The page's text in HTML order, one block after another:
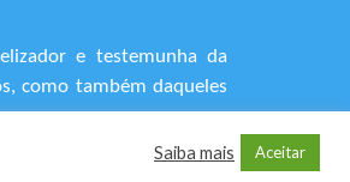
e testemunha da
como também daqueles
Saiba mais Aceitar